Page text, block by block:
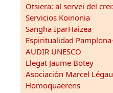
Otsiera: al servei del
Servicios Koinonia
Sangha IparHaizea
Espiritualidad
AUDIR UNESCO
Llegat Jaume Botey
Asociación Marcel
Homoquaerens